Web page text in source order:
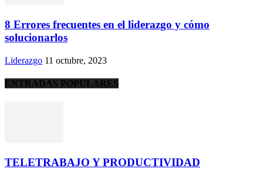
8 Errores frecuentes en el liderazgo y cómo
solucionarlos
Liderazgo 11 octubre, 2023
ENTRADAS POPULARES
TELETRABAJO Y PRODUCTIVIDAD